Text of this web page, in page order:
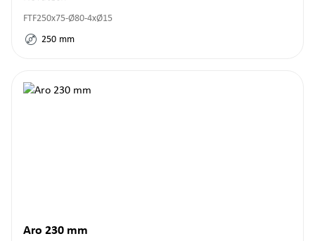
FTF250x75-Ø80-4xØ15
250 mm
Aro 230 mm